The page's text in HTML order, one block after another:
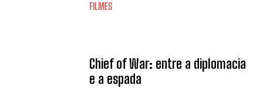
FILMES
Chief of War: entre a diplomacia
e a espada